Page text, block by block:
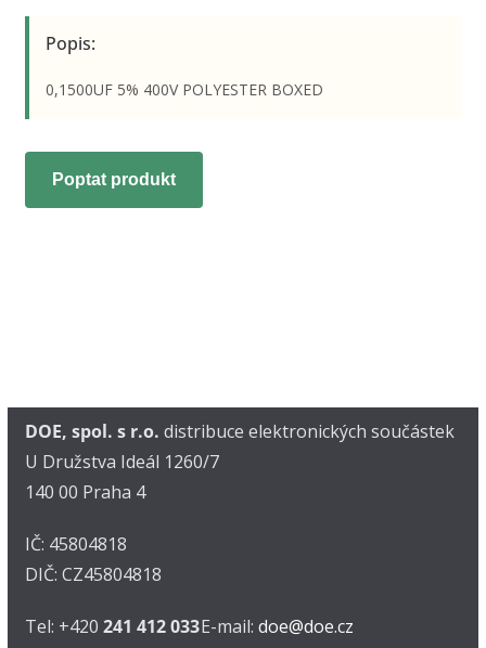
Popis:
0,1500UF 5% 400V POLYESTER BOXED
Poptat produkt
DOE, spol. s r.o. distribuce elektronických součástek
U Družstva Ideál 1260/7
140 00 Praha 4
IČ: 45804818
DIČ: CZ45804818
Tel: +420 241 412 033E-mail: doe@doe.cz